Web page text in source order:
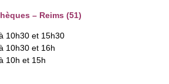
– Reims (51)
10h30 et 15h30
10h30 et 16h
10h et 15h